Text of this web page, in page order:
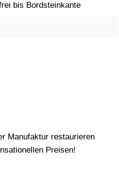
bis Bordsteinkante
Manufaktur restaurieren
Preisen!